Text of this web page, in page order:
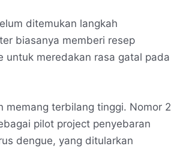
ditemukan langkah
biasanya memberi resep
meredakan rasa gatal pada
memang terbilang tinggi. Nomor 2
pilot project penyebaran
dengue, yang ditularkan